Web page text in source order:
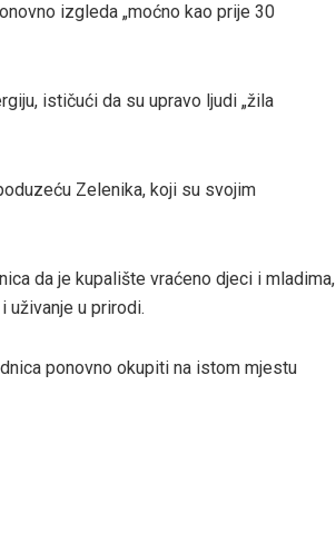
izgleda „moćno kao prije 30
ističući da su upravo ljudi „žila
Zelenika, koji su svojim
da je kupalište vraćeno djeci i mladima,
uživanje u prirodi.
ponovno okupiti na istom mjestu